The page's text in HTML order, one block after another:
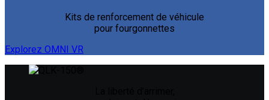
Kits de renforcement de véhicule
pour fourgonnettes
Explorez OMNI VR